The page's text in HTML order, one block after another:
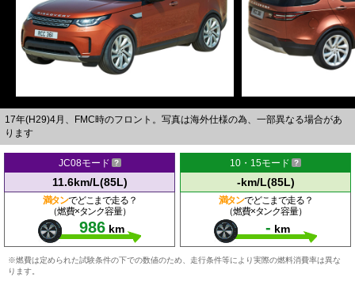
17年(H29)4月、FMC時のフロント。写真は海外仕様の為、一部異なる場合があ
ります
JC08モード
11.6km/L(85L)
満タンでどこまで走る？
（燃費×タンク容量）
986 km
10・15モード
-km/L(85L)
満タンでどこまで走る？
（燃費×タンク容量）
- km
※燃費は定められた試験条件の下での数値のため、走行条件等により実際の燃料消費率は異な
ります。